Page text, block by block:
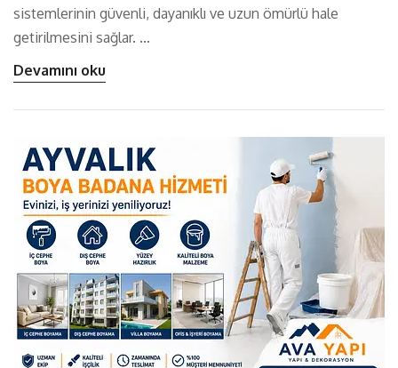
sistemlerinin güvenli, dayanıklı ve uzun ömürlü hale
getirilmesini sağlar. ...
Devamını oku